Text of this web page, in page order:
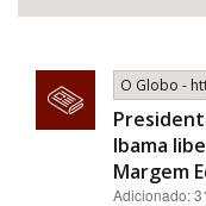
O Globo -
Ibama
Margem
Adicionado: